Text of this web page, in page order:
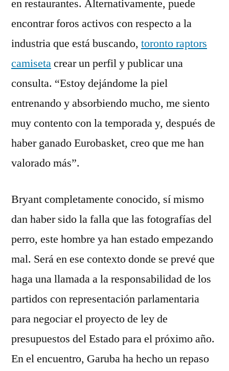
en restaurantes. Alternativamente, puede
encontrar foros activos con respecto a la
industria que está buscando, toronto raptors
camisetacrear un perfil y publicar una
consulta. “Estoy dejándome la piel
entrenando y absorbiendo mucho, me siento
muy contento con la temporada y, después de
haber ganado Eurobasket, creo que me han
valorado más”.
Bryant completamente conocido, sí mismo
dan haber sido la falla que las fotografías del
perro, este hombre ya han estado empezando
mal. Será en ese contexto donde se prevé que
haga una llamada a la responsabilidad de los
partidos con representación parlamentaria
para negociar el proyecto de ley de
presupuestos del Estado para el próximo año.
En el encuentro, Garuba ha hecho un repaso